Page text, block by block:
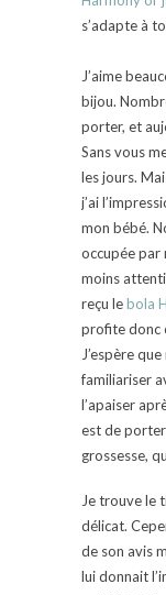
s’adapte à
J’aime
bijou.
porter, et
Sans vous
les jours.
j’ai
mon bébé.
occupée par
moins
reçu lebola
profite donc
J’espère
familiariser
l’apaiser
est de
grossesse,
Je trouve le
délicat.
de son avis
lui donnait